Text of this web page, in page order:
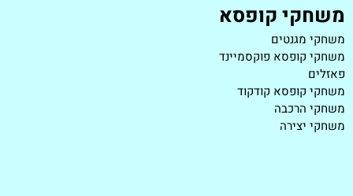
משחקי קופסא
משחקי מגנטים
משחקי קופסא פוקסמיינד
פאזלים
משחקי קופסא קודקוד
משחקי הרכבה
משחקי יצירה